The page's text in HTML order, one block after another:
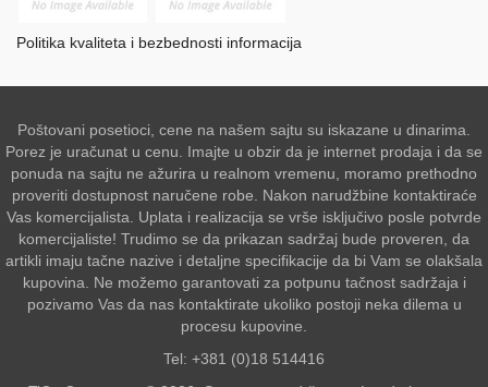
Politika kvaliteta i bezbednosti informacija
Poštovani posetioci, cene na našem sajtu su iskazane u dinarima.
Porez je uračunat u cenu. Imajte u obzir da je internet prodaja i da se
ponuda na sajtu ne ažurira u realnom vremenu, moramo prethodno
proveriti dostupnost naručene robe. Nakon narudžbine kontaktiraće
Vas komercijalista. Uplata i realizacija se vrše isključivo posle potvrde
komercijaliste! Trudimo se da prikazan sadržaj bude proveren, da
artikli imaju tačne nazive i detaljne specifikacije da bi Vam se olakšala
kupovina. Ne možemo garantovati za potpunu tačnost sadržaja i
pozivamo Vas da nas kontaktirate ukoliko postoji neka dilema u
procesu kupovine.
Tel: +381 (0)18 514416